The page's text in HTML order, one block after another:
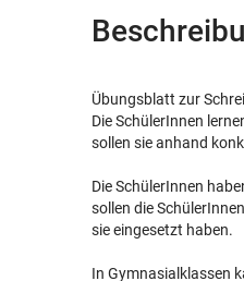
Übungsblatt zur
Die SchülerInnen
sollen sie anhand
Die SchülerInnen
sollen die
sie eingesetzt haben.
In Gymnasialklassen